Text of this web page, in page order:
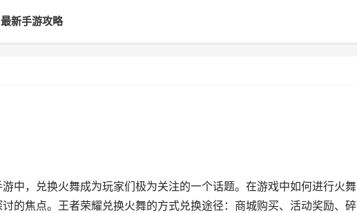
最新手游攻略
中，兑换火舞成为玩家们极为关注的一个话题。在游戏中如何进行火舞
的焦点。王者荣耀兑换火舞的方式兑换途径：商城购买、活动奖励、碎